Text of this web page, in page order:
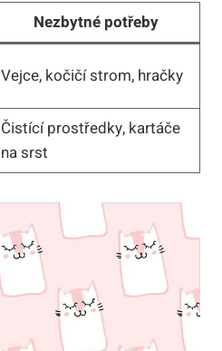
Nezbytné potřeby
Vejce, kočičí strom, hračky
Čistící prostředky, kartáče
na srst